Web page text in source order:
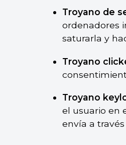
Troyano de
ordenadores
saturarla y
Troyano
Troyano
el usuario en
envía a